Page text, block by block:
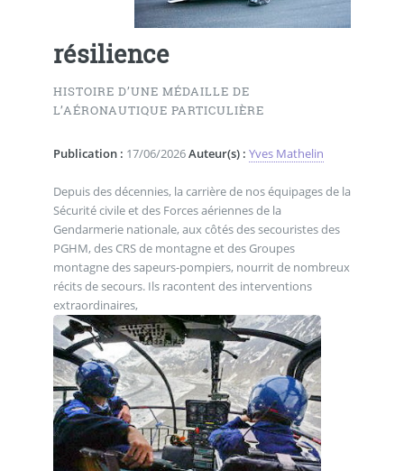
résilience
HISTOIRE D’UNE MÉDAILLE DE
L’AÉRONAUTIQUE PARTICULIÈRE
Publication : 17/06/2026Auteur(s) : Yves Mathelin
Depuis des décennies, la carrière de nos équipages de la
Sécurité civile et des Forces aériennes de la
Gendarmerie nationale, aux côtés des secouristes des
PGHM, des CRS de montagne et des Groupes
montagne des sapeurs-pompiers, nourrit de nombreux
récits de secours. Ils racontent des interventions
extraordinaires,